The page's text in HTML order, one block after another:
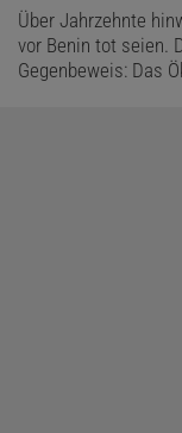
Über Jahrzehnte
vor Benin tot seien.
Gegenbeweis: Das